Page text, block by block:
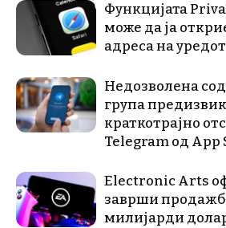
Функцијата
може да ја
адреса на уредот
Недозволена
група
краткотрајно
Telegram од App
Electronic Arts
заврши
милијарди